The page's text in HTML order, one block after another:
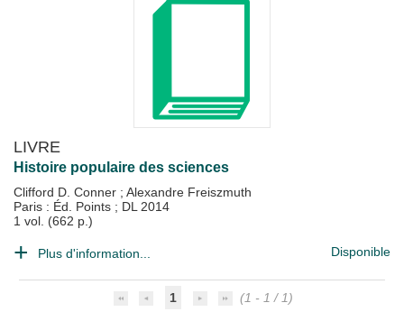
LIVRE
Histoire populaire des sciences
Clifford D. Conner ; Alexandre Freiszmuth
Paris : Éd. Points ; DL 2014
1 vol. (662 p.)
Plus d'information... Disponible
1
(1 - 1 / 1)